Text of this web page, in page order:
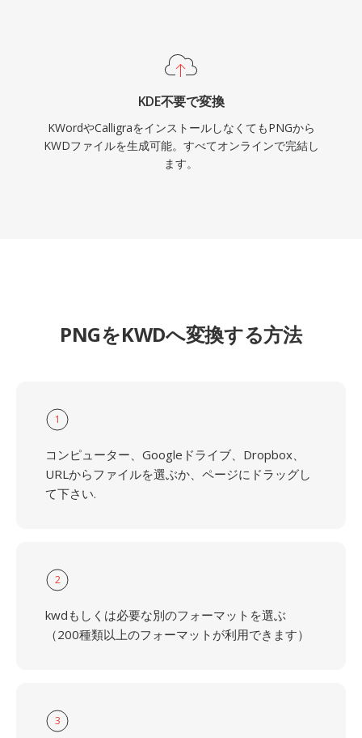
KDE不要で変換
KWordやCalligraをインストールしなくてもPNGから
KWDファイルを生成可能。すべてオンラインで完結し
ます。
PNGをKWDへ変換する方法
1
コンピューター、Googleドライブ、Dropbox、
URLからファイルを選ぶか、ページにドラッグし
て下さい.
2
kwdもしくは必要な別のフォーマットを選ぶ
（200種類以上のフォーマットが利用できます）
3